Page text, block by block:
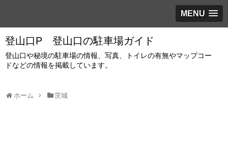
MENU
登山口P 登山口の駐車場ガイド
登山口や秘境の駐車場の情報、写真、トイレの有無やマップコー
ドなどの情報を掲載しています。
ホーム 茨城